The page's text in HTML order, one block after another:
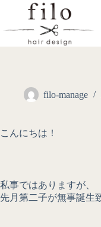
filo-manage
こんにちは！
私事ではありますが、
先月第二子が無事誕生